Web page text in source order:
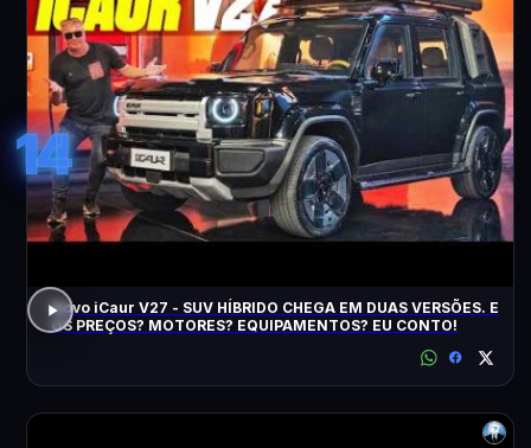
14
Novo iCaur V27 - SUV HÍBRIDO CHEGA EM DUAS VERSÕES. E
OS PREÇOS? MOTORES? EQUIPAMENTOS? EU CONTO!